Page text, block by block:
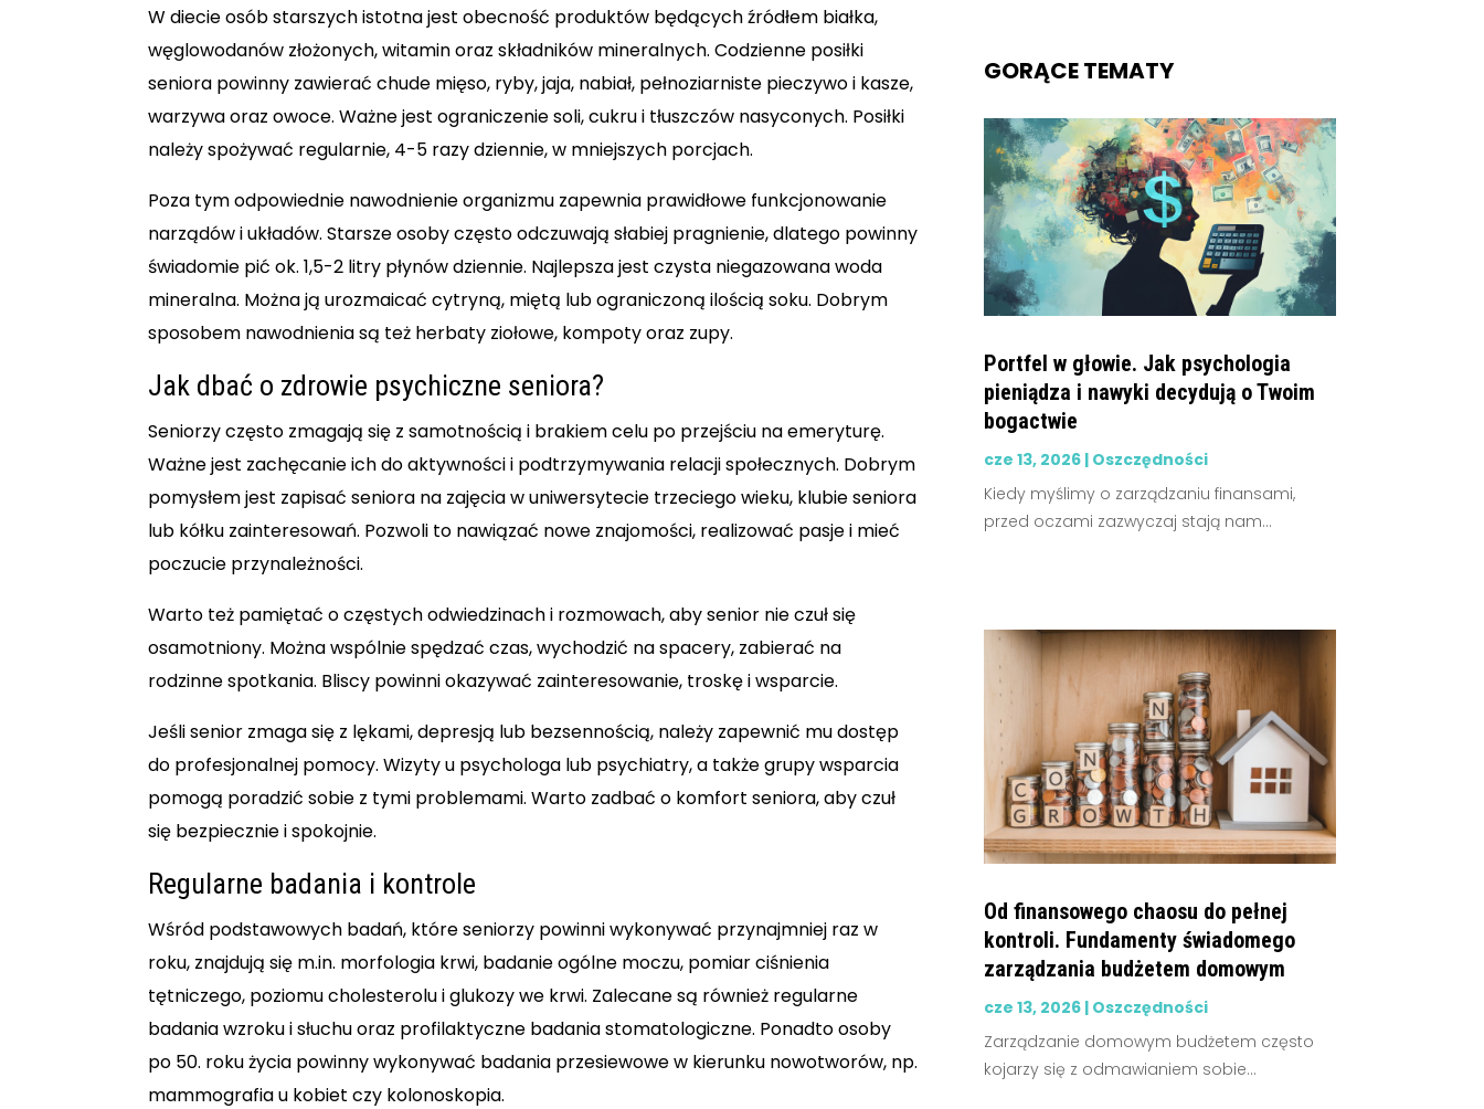
W diecie osób starszych istotna jest obecność produktów będących źródłem białka,
węglowodanów złożonych, witamin oraz składników mineralnych. Codzienne posiłki
seniora powinny zawierać chude mięso, ryby, jaja, nabiał, pełnoziarniste pieczywo i kasze,
warzywa oraz owoce. Ważne jest ograniczenie soli, cukru i tłuszczów nasyconych. Posiłki
należy spożywać regularnie, 4-5 razy dziennie, w mniejszych porcjach.
Poza tym odpowiednie nawodnienie organizmu zapewnia prawidłowe funkcjonowanie
narządów i układów. Starsze osoby często odczuwają słabiej pragnienie, dlatego powinny
świadomie pić ok. 1,5-2 litry płynów dziennie. Najlepsza jest czysta niegazowana woda
mineralna. Można ją urozmaicać cytryną, miętą lub ograniczoną ilością soku. Dobrym
sposobem nawodnienia są też herbaty ziołowe, kompoty oraz zupy.
Jak dbać o zdrowie psychiczne seniora?
Seniorzy często zmagają się z samotnością i brakiem celu po przejściu na emeryturę.
Ważne jest zachęcanie ich do aktywności i podtrzymywania relacji społecznych. Dobrym
pomysłem jest zapisać seniora na zajęcia w uniwersytecie trzeciego wieku, klubie seniora
lub kółku zainteresowań. Pozwoli to nawiązać nowe znajomości, realizować pasje i mieć
poczucie przynależności.
Warto też pamiętać o częstych odwiedzinach i rozmowach, aby senior nie czuł się
osamotniony. Można wspólnie spędzać czas, wychodzić na spacery, zabierać na
rodzinne spotkania. Bliscy powinni okazywać zainteresowanie, troskę i wsparcie.
Jeśli senior zmaga się z lękami, depresją lub bezsennością, należy zapewnić mu dostęp
do profesjonalnej pomocy. Wizyty u psychologa lub psychiatry, a także grupy wsparcia
pomogą poradzić sobie z tymi problemami. Warto zadbać o komfort seniora, aby czuł
się bezpiecznie i spokojnie.
Regularne badania i kontrole
Wśród podstawowych badań, które seniorzy powinni wykonywać przynajmniej raz w
roku, znajdują się m.in. morfologia krwi, badanie ogólne moczu, pomiar ciśnienia
tętniczego, poziomu cholesterolu i glukozy we krwi. Zalecane są również regularne
badania wzroku i słuchu oraz profilaktyczne badania stomatologiczne. Ponadto osoby
po 50. roku życia powinny wykonywać badania przesiewowe w kierunku nowotworów, np.
mammografia u kobiet czy kolonoskopia.
GORĄCE TEMATY
Portfel w głowie. Jak psychologia
pieniądza i nawyki decydują o Twoim
bogactwie
cze 13, 2026| Oszczędności
Kiedy myślimy o zarządzaniu finansami,
przed oczami zazwyczaj stają nam...
Od finansowego chaosu do pełnej
kontroli. Fundamenty świadomego
zarządzania budżetem domowym
cze 13, 2026| Oszczędności
Zarządzanie domowym budżetem często
kojarzy się z odmawianiem sobie...